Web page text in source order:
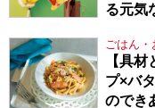
る元気
ごはん・
【具
プ×バ
のでき